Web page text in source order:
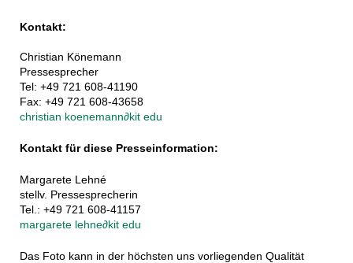
Kontakt:
Christian Könemann
Pressesprecher
Tel: +49 721 608-41190
Fax: +49 721 608-43658
christian koenemann∂kit edu
Kontakt für diese Presseinformation:
Margarete Lehné
stellv. Pressesprecherin
Tel.: +49 721 608-41157
margarete lehne∂kit edu
Das Foto kann in der höchsten uns vorliegenden Qualität